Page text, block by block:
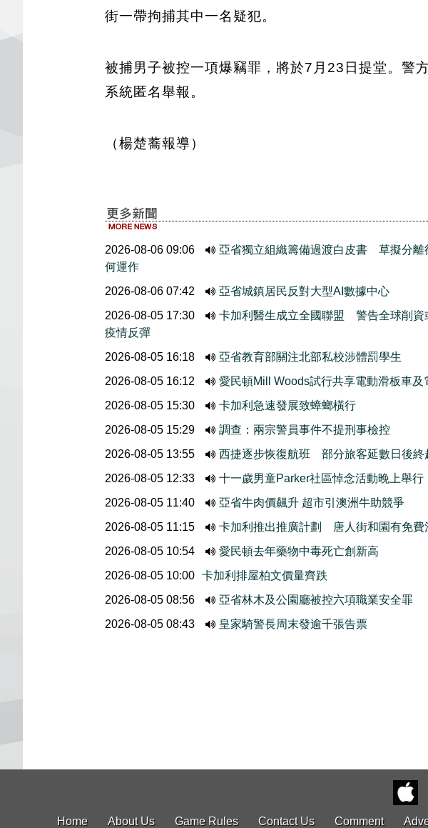
街一帶拘捕其中一名疑犯。
被捕男子被控一項爆竊罪，將於7月23日提堂。
系統匿名舉報。
（楊楚蕎報導）
2026-08-06 09:06
亞省獨立組織籌備過渡白皮書 草擬分離
何運作
2026-08-06 07:42
亞省城鎮居民反對大型AI數據中心
2026-08-05 17:30
卡加利醫生成立全國聯盟 警告全球削資
疫情反彈
2026-08-05 16:18
亞省教育部關注北部私校涉體罰學生
2026-08-05 16:12
愛民頓Mill Woods試行共享電動滑板車及
2026-08-05 15:30
卡加利急速發展致蟑螂橫行
2026-08-05 15:29
調查：兩宗警員事件不提刑事檢控
2026-08-05 13:55
西捷逐步恢復航班 部分旅客延數日後終
2026-08-05 12:33
十一歲男童Parker社區悼念活動晚上舉行
2026-08-05 11:40
亞省牛肉價飆升 超市引澳洲牛助競爭
2026-08-05 11:15
卡加利推出推廣計劃 唐人街和園有免費
2026-08-05 10:54
愛民頓去年藥物中毒死亡創新高
2026-08-05 10:00 卡加利排屋柏文價量齊跌
2026-08-05 08:56
亞省林木及公園廳被控六項職業安全罪
2026-08-05 08:43
皇家騎警長周末發逾千張告票
Home About Us Game Rules Contact Us Comment